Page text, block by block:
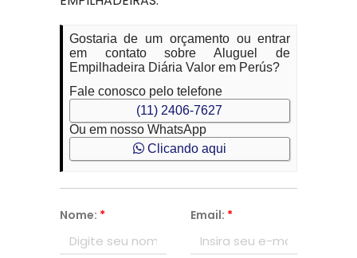
Gostaria de um orçamento ou entrar
em contato sobre Aluguel de
Empilhadeira Diária Valor em Perús?
Fale conosco pelo telefone
(11) 2406-7627
Ou em nosso WhatsApp
Clicando aqui
Nome: * Email: *